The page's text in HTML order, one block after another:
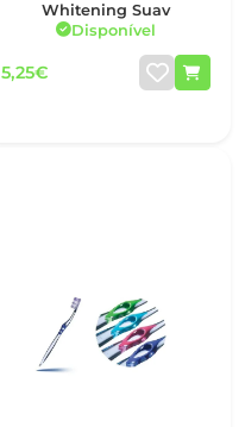
Whitening Suav
Disponível
5,25€